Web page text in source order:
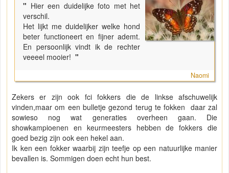
" Hier een duidelijke foto met het
verschil.
Het lijkt me duidelijker welke hond
beter functioneert en fijner ademt.
En persoonlijk vindt ik de rechter
veeeel mooier! "
Naomi
Zekers er zijn ook fci fokkers die de linkse afschuwelijk
vinden,maar om een bulletje gezond terug te fokken daar zal
sowieso nog wat generaties overheen gaan. Die
showkampioenen en keurmeesters hebben de fokkers die
goed bezig zijn ook een hekel aan.
Ik ken een fokker waarbij zijn teefje op een natuurlijke manier
bevallen is. Sommigen doen echt hun best.